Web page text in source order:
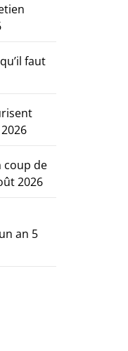
faut
coup de
2026
an 5